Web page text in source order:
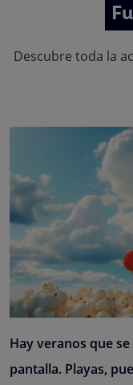
Descubre toda la
Hay veranos que
pantalla. Playas,